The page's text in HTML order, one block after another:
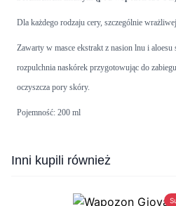
Dla każdego rodzaju cery, szczególnie
Zawarty w masce ekstrakt z nasion lnu i aloesu
rozpulchnia naskórek przygotowując do
oczyszcza pory skóry.
Pojemność: 200 ml
Press to skip carousel
Inni kupili również